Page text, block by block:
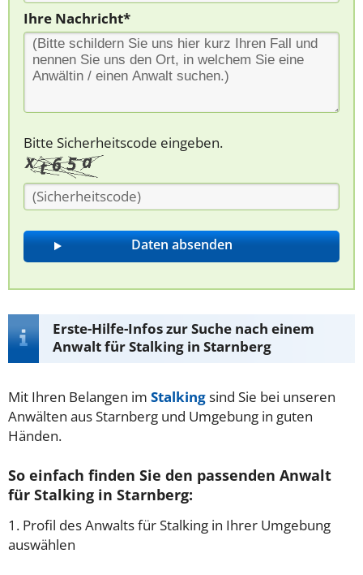
Ihre Nachricht*
Bitte Sicherheitscode eingeben.
Erste-Hilfe-Infos zur Suche nach einem
Anwalt für Stalking in Starnberg
Mit Ihren Belangen im Stalkingsind Sie bei unseren
Anwälten aus Starnberg und Umgebung in guten
Händen.
So einfach finden Sie den passenden Anwalt
für Stalking in Starnberg:
1. Profil des Anwalts für Stalking in Ihrer Umgebung
auswählen